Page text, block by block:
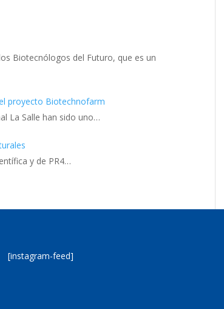
Biotecnólogos del Futuro, que es un
proyecto Biotechnofarm
La Salle han sido uno…
y de PR4…
[instagram-feed]